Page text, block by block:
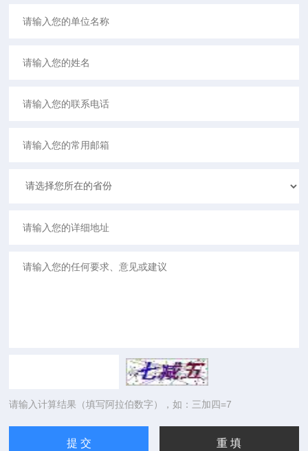
请输入计算结果（填写阿拉伯数字），如：三加四=7